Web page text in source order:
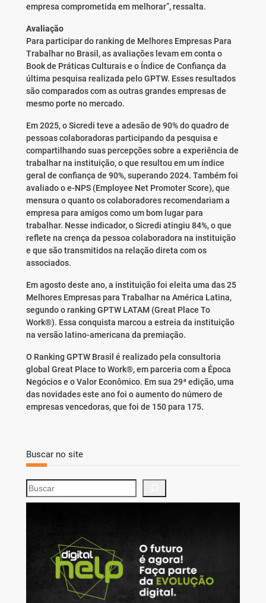
empresa comprometida em melhorar”, ressalta.
Avaliação
Para participar do ranking de Melhores Empresas Para
Trabalhar no Brasil, as avaliações levam em conta o
Book de Práticas Culturais e o Índice de Confiança da
última pesquisa realizada pelo GPTW. Esses resultados
são comparados com as outras grandes empresas de
mesmo porte no mercado.
Em 2025, o Sicredi teve a adesão de 90% do quadro de
pessoas colaboradoras participando da pesquisa e
compartilhando suas percepções sobre a experiência de
trabalhar na instituição, o que resultou em um índice
geral de confiança de 90%, superando 2024. Também foi
avaliado o e-NPS (Employee Net Promoter Score), que
mensura o quanto os colaboradores recomendariam a
empresa para amigos como um bom lugar para
trabalhar. Nesse indicador, o Sicredi atingiu 84%, o que
reflete na crença da pessoa colaboradora na instituição
e que são transmitidos na relação direta com os
associados.
Em agosto deste ano, a instituição foi eleita uma das 25
Melhores Empresas para Trabalhar na América Latina,
segundo o ranking GPTW LATAM (Great Place To
Work®). Essa conquista marcou a estreia da instituição
na versão latino-americana da premiação.
O Ranking GPTW Brasil é realizado pela consultoria
global Great Place to Work®, em parceria com a Época
Negócios e o Valor Econômico. Em sua 29ª edição, uma
das novidades este ano foi o aumento do número de
empresas vencedoras, que foi de 150 para 175.
Buscar no site
S
e